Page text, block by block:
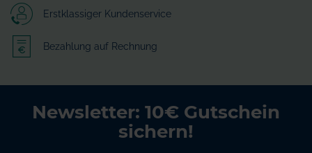
Erstklassiger Kundenservice
Bezahlung auf Rechnung
Newsletter: 10€ Gutschein
sichern!